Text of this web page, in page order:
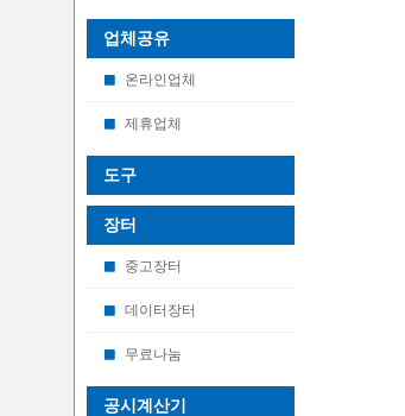
업체공유
온라인업체
제휴업체
도구
장터
중고장터
데이터장터
무료나눔
공시계산기